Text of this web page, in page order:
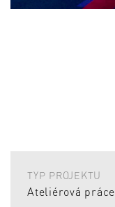
TYP PROJEKTU
Ateliérová práce